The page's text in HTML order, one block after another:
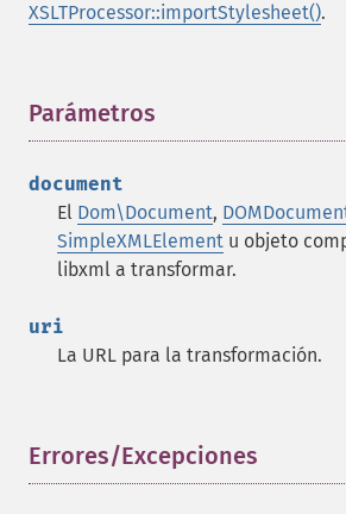
XSLTProcessor::importStylesheet().
Parámetros
document
El Dom\Document,
SimpleXMLElement u objeto
libxml a transformar.
uri
La URL para la transformación.
Errores/Excepciones